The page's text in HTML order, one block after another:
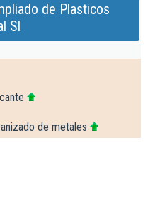
de Plasticos
Sl
de metales